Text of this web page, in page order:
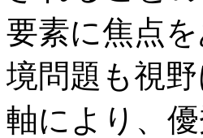
要素に焦点
境問題も視
軸により、